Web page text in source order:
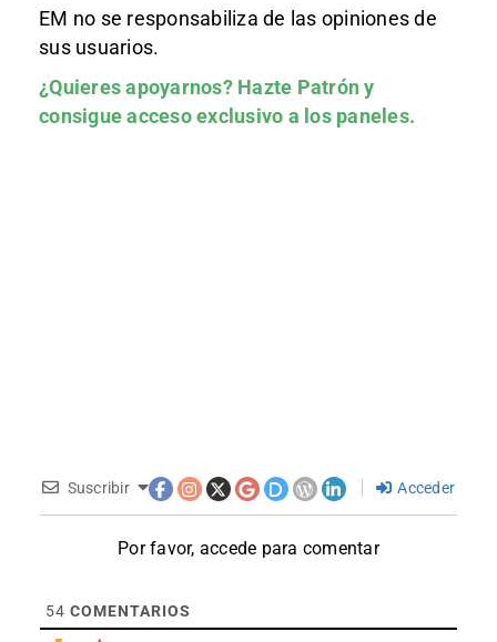
EM no se responsabiliza de las opiniones de
sus usuarios.
¿Quieres apoyarnos? Hazte Patróny
consigue acceso exclusivo a los paneles.
Suscribir Acceder
Por favor, accede para comentar
54 COMENTARIOS